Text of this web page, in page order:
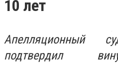
10 лет
Апелляционный
подтвердил